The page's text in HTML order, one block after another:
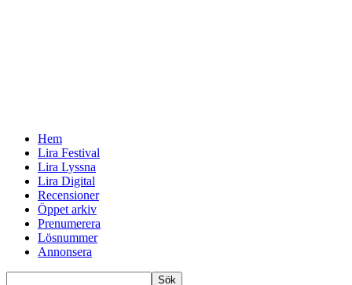
Hem
Lira Festival
Lira Lyssna
Lira Digital
Recensioner
Öppet arkiv
Prenumerera
Lösnummer
Annonsera